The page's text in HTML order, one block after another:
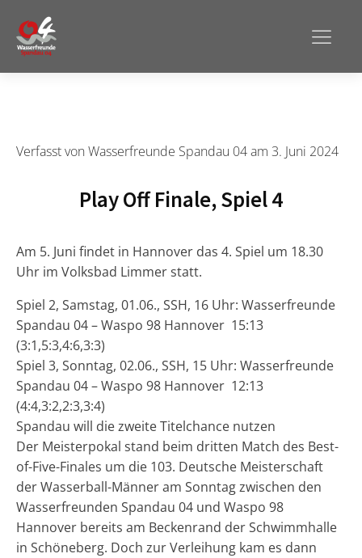
Verfasst von Wasserfreunde Spandau 04am 3. Juni 2024
Play Off Finale, Spiel 4
Am 5. Juni findet in Hannover das 4. Spiel um 18.30
Uhr im Volksbad Limmer statt.
Spiel 2, Samstag, 01.06., SSH, 16 Uhr: Wasserfreunde
Spandau 04 – Waspo 98 Hannover 15:13
(3:1,5:3,4:6,3:3)
Spiel 3, Sonntag, 02.06., SSH, 15 Uhr: Wasserfreunde
Spandau 04 – Waspo 98 Hannover 12:13
(4:4,3:2,2:3,3:4)
Spandau will die zweite Titelchance nutzen
Der Meisterpokal stand beim dritten Match des Best-
of-Five-Finales um die 103. Deutsche Meisterschaft
der Wasserball-Männer am Sonntag zwischen den
Wasserfreunden Spandau 04 und Waspo 98
Hannover bereits am Beckenrand der Schwimmhalle
in Schöneberg. Doch zur Verleihung kam es dann